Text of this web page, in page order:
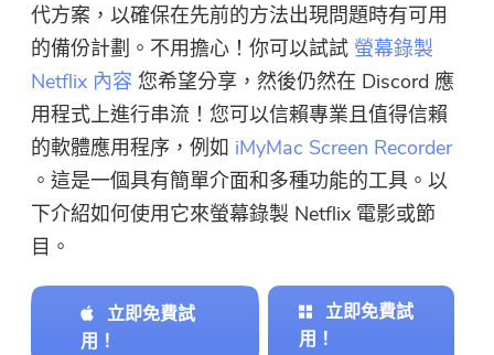
代方案，以確保在先前的方法出現問題時有可用
的備份計劃。不用擔心！你可以試試 螢幕錄製
Netflix 內容 您希望分享，然後仍然在 Discord 應
用程式上進行串流！您可以信賴專業且值得信賴
的軟體應用程序，例如 iMyMac Screen Recorder
。這是一個具有簡單介面和多種功能的工具。以
下介紹如何使用它來螢幕錄製 Netflix 電影或節
目。
立即免費試
用！
立即免費試
用！
感謝您的訂閱！
感謝您的訂閱！
下載鏈接和優惠券代碼已發送至您的
電子郵件user@email.com。你也可
以點擊按鈕，直接購買該軟件。